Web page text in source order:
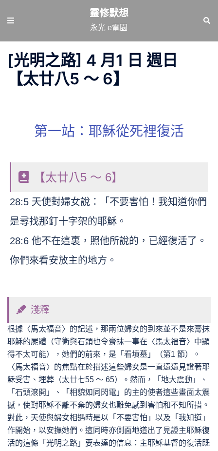
要
靈修默想
永光 e電園
[光明之路] 4 月1 日 週日
【太廿八5 ～ 6】
第一站：耶穌從死裡復活
【太廿八5 ～ 6】
28:5 天使對婦女說：「不要害怕！我知道你們
是尋找那釘十字架的耶穌。
28:6 他不在這裏，照他所說的，已經復活了。
你們來看安放主的地方。
淺釋
根據〈馬太福音〉的記述，那兩位婦女的到來並不是來膏抹
耶穌的屍體（守衛與石頭也令膏抹一事在〈馬太福音〉中顯
得不太可能），她們的前來，是「看墳墓」（第1 節）。
〈馬太福音〉的焦點在於描述這些婦女是一直遠遠見證著耶
穌受害、埋葬（太廿七55 ～ 65）。然而，「地大震動」、
「石頭滾開」、「相貌如同閃電」的主的使者這些畫面太震
撼，使對耶穌不離不棄的婦女也難免感到害怕和不知所措。
對此，天使與婦女相遇時是以「不要害怕」以及「我知道」
作開始，以安撫她們。這同時亦側面地道出了見證主耶穌復
活的這條「光明之路」要表達的信息：主耶穌基督的復活既